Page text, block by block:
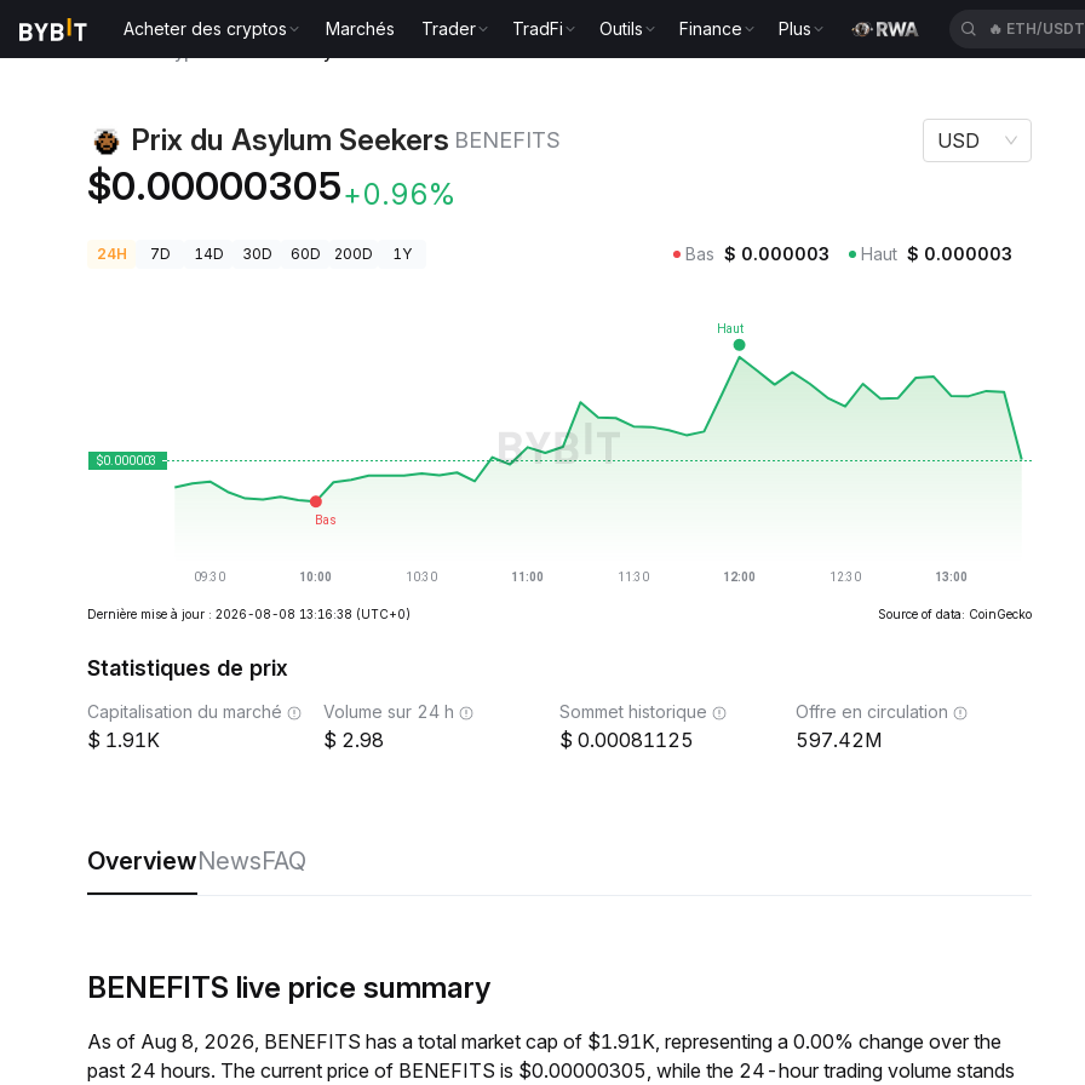
Acheter des cryptos Marchés Trader TradFi Outils Finance Plus 🔥 ETH/USDT
Prix du Asylum Seekers BENEFITS
$0.00000305+0.96%
USD
24H 7D 14D 30D 60D 200D 1Y Bas $ 0.000003 Haut $ 0.000003
Dernière mise à jour : 2026-08-08 13:16:38 (UTC+0) Source of data: CoinGecko
Statistiques de prix
Capitalisation du marché
1.91K
Volume sur 24 h
2.98
Sommet historique
0.00081125
Offre en circulation
597.42M
OverviewNewsFAQ
BENEFITS live price summary
As of Aug 8, 2026, BENEFITS has a total market cap of $1.91K, representing a 0.00% change over the
past 24 hours. The current price of BENEFITS is $0.00000305, while the 24-hour trading volume stands